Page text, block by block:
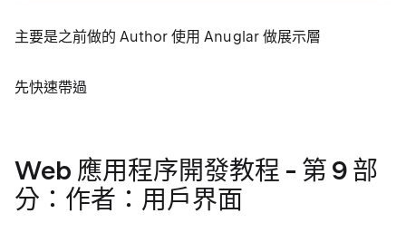
主要是之前做的 Author 使用 Anuglar 做展示層
先快速帶過
Web 應用程序開發教程 - 第 9 部
分：作者：用戶界面